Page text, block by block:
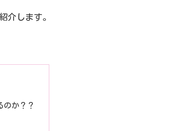
介します。
のか？？